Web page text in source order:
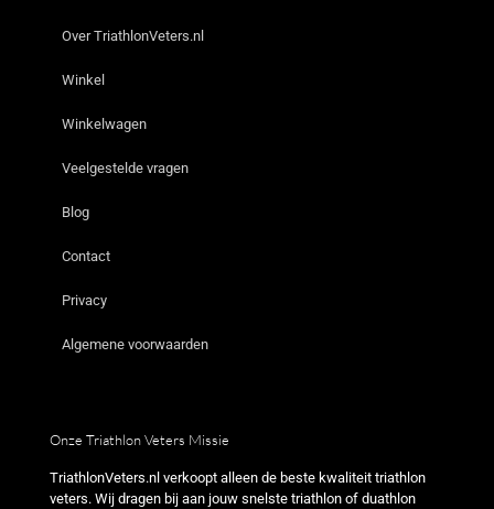
Over TriathlonVeters.nl
Winkel
Winkelwagen
Veelgestelde vragen
Blog
Contact
Privacy
Algemene voorwaarden
Onze Triathlon Veters Missie
TriathlonVeters.nl verkoopt alleen de beste kwaliteit triathlon
veters. Wij dragen bij aan jouw snelste triathlon of duathlon